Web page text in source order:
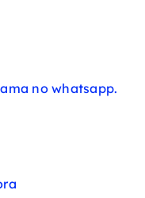
no whatsapp.